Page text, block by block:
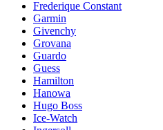
Frederique Constant
Garmin
Givenchy
Grovana
Guardo
Guess
Hamilton
Hanowa
Hugo Boss
Ice-Watch